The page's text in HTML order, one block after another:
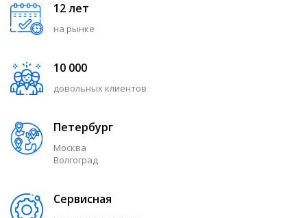
12 лет
на рынке
10 000
довольных клиентов
Петербург
Москва
Волгоград
Сервисная